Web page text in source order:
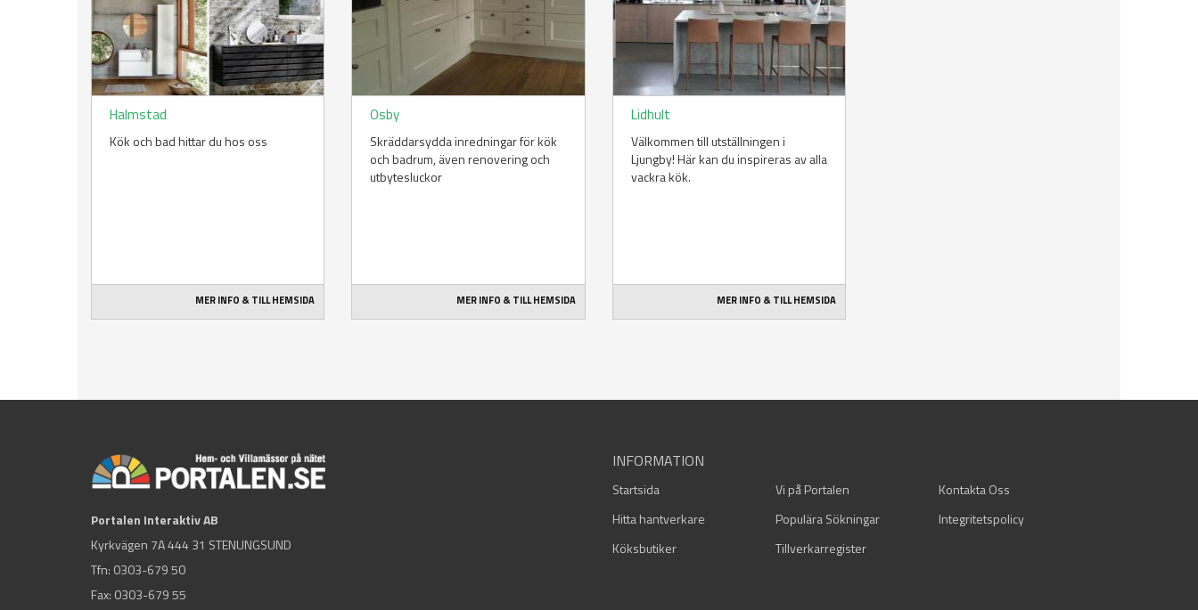
Halmstad
Kök och bad hittar du hos oss
MER INFO & TILL HEMSIDA
Osby
Skräddarsydda inredningar för kök
och badrum, även renovering och
utbytesluckor
MER INFO & TILL HEMSIDA
Lidhult
Välkommen till utställningen i
Ljungby! Här kan du inspireras av alla
vackra kök.
MER INFO & TILL HEMSIDA
Portalen Interaktiv AB
Kyrkvägen 7A 444 31 STENUNGSUND
Tfn: 0303-679 50
Fax: 0303-679 55
INFORMATION
Startsida Vi på Portalen
Kontakta Oss
Hitta hantverkare
Populära Sökningar
Integritetspolicy
Köksbutiker
Tillverkarregister